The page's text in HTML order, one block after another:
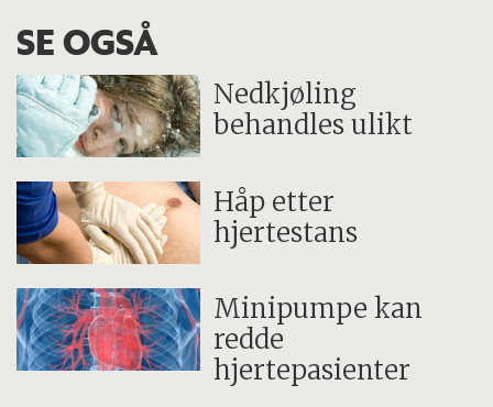
Fremtredende skjelving
Moderat hypotermi (33-30°C)
Skjelving opphører
Stivere muskler
Langsommere pustefrekvens
Redusert bevissthet
Bevisstløshet
Langsommere pulsfrekvens
Dyp hypotermi (30-18°C)
Store pupiller, ingen reaksjon på lys
SE OGSÅ
Nedkjøling
behandles ulikt
Håp etter
hjertestans
Minipumpe kan
redde
hjertepasienter